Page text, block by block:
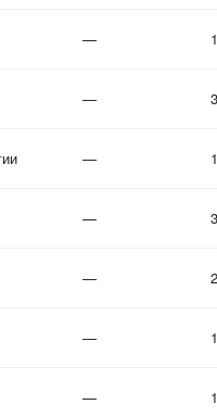
—
—
—
—
—
—
—